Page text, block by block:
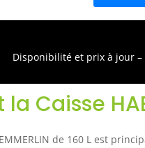
Disponibilité et prix à jour
Caisse
de 160 L est